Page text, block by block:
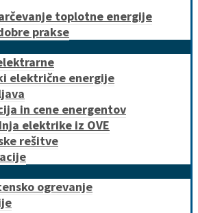
toplotne energije
prakse
električne energije
in cene energentov
elektrike iz OVE
rešitve
ogrevanje